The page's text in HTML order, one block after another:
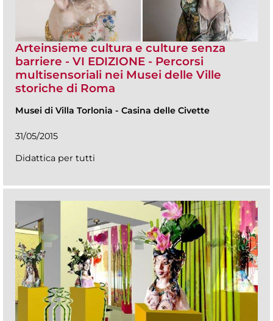
Arteinsieme cultura e culture senza
barriere - VI EDIZIONE - Percorsi
multisensoriali nei Musei delle Ville
storiche di Roma
Musei di Villa Torlonia - Casina delle Civette
31/05/2015
Didattica per tutti